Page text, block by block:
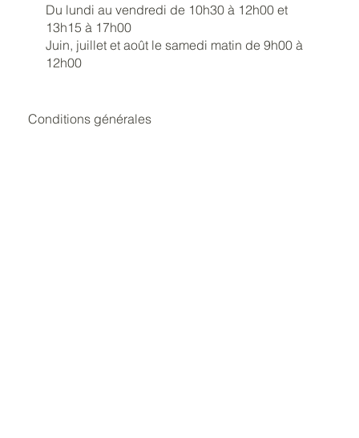
Du lundi au vendredi de 10h30 à 12h00 et
13h15 à 17h00
Juin, juillet et août le samedi matin de 9h00 à
12h00
Conditions générales